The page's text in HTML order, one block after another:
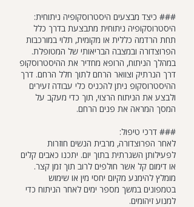
### כיצד מבצעים היסטרוסקופיה ניתוחית:
היסטרוסקופיה ניתוחית מתבצעת בדרך כלל
תחת הרדמה כללית או מקומית, תלוי במורכבות
הפרוצדורה ובמצבה הבריאותי של המטופלת.
במהלך הניתוח, הרופא מחדיר את ההיסטרוסקופ
דרך הנרתיק וצוואר הרחם לתוך חלל הרחם. דרך
ההיסטרוסקופ ניתן להכניס כלי עבודה זעירים
ולבצע את הניתוח הרצוי, תוך כדי מעקב על
המסך המראה את פנים הרחם.
### דרכי טיפול:
לאחר הפרוצדורה, מרבית הנשים חוזרות
לפעילותן השגרתית בתוך יום. יתכנו כאבים קלים
או דימום קל אשר חולפים לרוב תוך זמן קצר.
מומלץ להימנע מקיום יחסי מין או שימוש
בטמפונים במשך מספר ימים לאחר הניתוח כדי
למנוע זיהומים.